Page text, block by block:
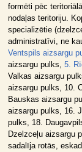
formēti pēc
nodaļas teritoriju.
specializētie
administratīvi, ne
Ventspils aizsargu
aizsargu pulks, 5.
Valkas aizsargu
aizsargu pulks, 10.
Bauskas aizsargu
aizsargu pulks, 16.
pulks, 18.
Dzelzceļu aizsargu
sadalīja rotās,